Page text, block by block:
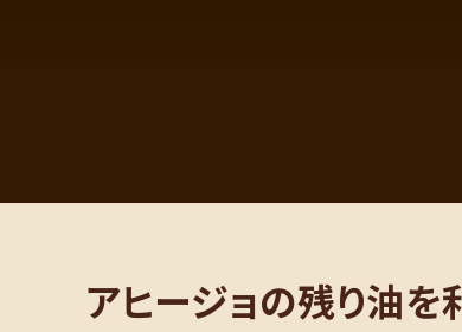
アヒージョの残り油を